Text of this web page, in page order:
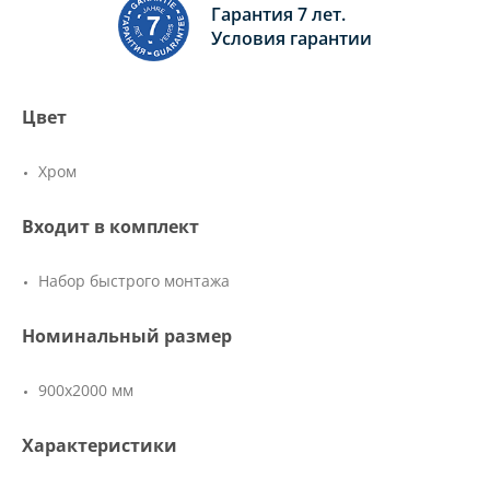
Гарантия 7 лет.
Условия гарантии
Цвет
Хром
Входит в комплект
Набор быстрого монтажа
Номинальный размер
900х2000 мм
Характеристики